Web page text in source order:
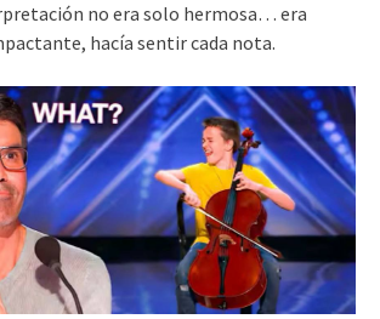
no era solo hermosa… era
hacía sentir cada nota.